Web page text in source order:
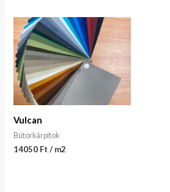
Vulcan
Bútorkárpitok
14050 Ft / m2